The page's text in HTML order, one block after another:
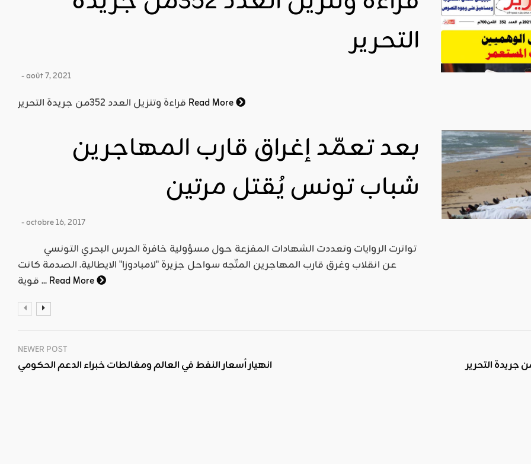
التحرير
- août 7, 2021
قراءة وتنزيل العدد 352من جريدة التحرير Read More
بعد تعمّد إغراق قارب المهاجرين
شباب تونس يُقتل مرتين
- octobre 16, 2017
عن انقلاب وغرق قارب المهاجرين المتّجه سواحل جزيرة "لامبادوزا" الايطالية. الصدمة كانت
قوية ...Read More
NEWER POST
انهيار أسعار النفط في العالم ومغالطات خبراء الدعم الحكومي